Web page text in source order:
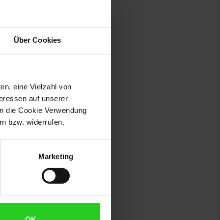
Über Cookies
eine Vielzahl von
auf unserer
die Cookie Verwendung
bzw. widerrufen.
Marketing